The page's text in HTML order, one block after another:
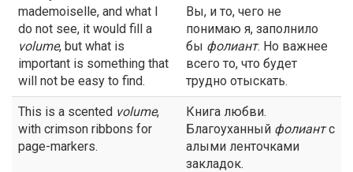
mademoiselle, and what I
do not see, it would fill a
volume, but what is
important is something that
will not be easy to find.
Вы, и то, чего не
понимаю я, заполнило
бы фолиант. Но важнее
всего то, что будет
трудно отыскать.
This is a scented volume,
with crimson ribbons for
page-markers.
Книга любви.
Благоуханный фолиантс
алыми ленточками
закладок.